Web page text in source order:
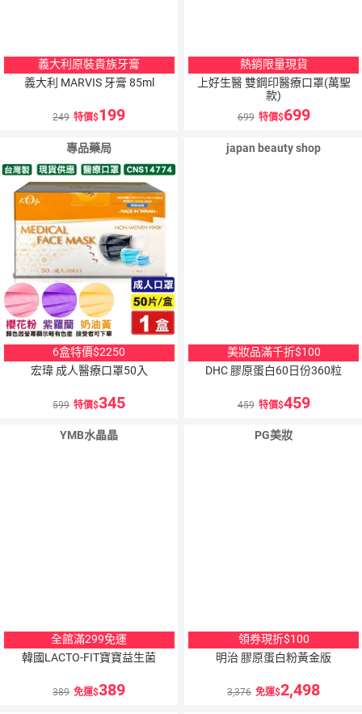
義大利原裝貴族牙膏
義大利 MARVIS 牙膏 85ml
249 特價 199
熱銷限量現貨
上好生醫 雙鋼印醫療口罩(萬聖
款)
699 特價 699
專品藥局
6盒特價$2250
宏瑋 成人醫療口罩50入
599 特價 345
japan beauty shop
美妝品滿千折$100
DHC 膠原蛋白60日份360粒
459 特價 459
YMB水晶晶
全館滿299免運
韓國LACTO-FIT寶寶益生菌
389 免運 389
PG美妝
領券現折$100
明治 膠原蛋白粉黃金版
3,376 免運 2,498